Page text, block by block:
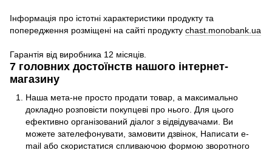
Інформація про істотні характеристики продукту та
попередження розміщені на сайті продукту chast.monobank.ua
Гарантія від виробника 12 місяців.
7 головних достоїнств нашого інтернет-
магазину
Наша мета-не просто продати товар, а максимально
докладно розповісти покупцеві про нього. Для цього
ефективно організований діалог з відвідувачами. Ви
можете зателефонувати, замовити дзвінок, Написати e-
mail або скористатися спливаючою формою зворотного